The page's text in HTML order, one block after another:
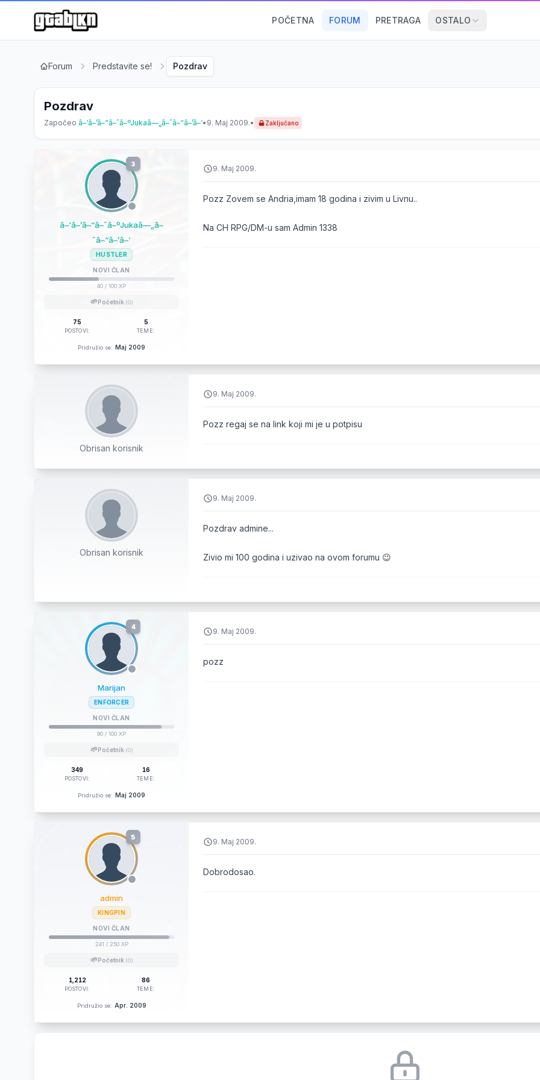
POČETNA FORUM PRETRAGA OSTALO
Forum Predstavite se! Pozdrav
Pozdrav
Započeo â–‘â–’â–“â–ˆâ–ºJukaâ—„â–ˆâ–“â–’â–‘• 9. Maj 2009.• Zaključano
3
â–‘â–’â–“â–ˆâ–ºJukaâ—„â–
ˆâ–“â–’â–‘
HUSTLER
NOVI ČLAN
40 / 100 XP
🌱Početnik (0)
75
POSTOVI:
5
TEME:
Pridružio se: Maj 2009
9. Maj 2009.
Pozz Zovem se Andria,imam 18 godina i zivim u Livnu..
Na CH RPG/DM-u sam Admin 1338
Obrisan korisnik
9. Maj 2009.
Pozz regaj se na link koji mi je u potpisu
Obrisan korisnik
9. Maj 2009.
Pozdrav admine...
Zivio mi 100 godina i uzivao na ovom forumu 😉
4
Marijan
ENFORCER
NOVI ČLAN
90 / 100 XP
🌱Početnik (0)
349
POSTOVI:
16
TEME:
Pridružio se: Maj 2009
9. Maj 2009.
pozz
5
admin
KINGPIN
NOVI ČLAN
241 / 250 XP
🌱Početnik (0)
1,212
POSTOVI:
86
TEME:
Pridružio se: Apr. 2009
9. Maj 2009.
Dobrodosao.